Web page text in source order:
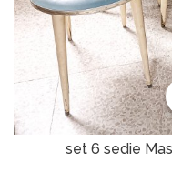
set 6 sedie